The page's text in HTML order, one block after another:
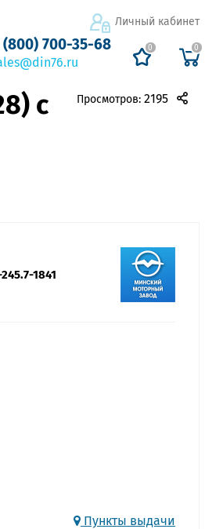
Личный кабинет
(800) 700-35-68 0 0
с
Просмотров: 2195
1841
Пункты выдачи